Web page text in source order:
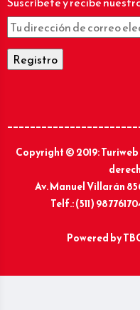
Copyright © 2019: Turiweb
Av. Manuel Villarán
Telf.: (511)
Powered by